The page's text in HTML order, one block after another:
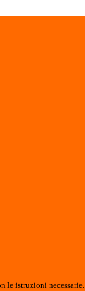
le istruzioni necessarie.